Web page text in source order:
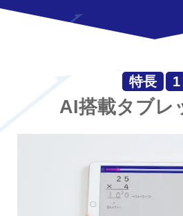
特長 1
AI搭載タブレ